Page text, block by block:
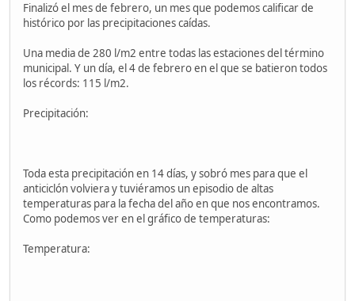
Finalizó el mes de febrero, un mes que podemos calificar de
histórico por las precipitaciones caídas.
Una media de 280 l/m2 entre todas las estaciones del término
municipal. Y un día, el 4 de febrero en el que se batieron todos
los récords: 115 l/m2.
Precipitación:
Toda esta precipitación en 14 días, y sobró mes para que el
anticiclón volviera y tuviéramos un episodio de altas
temperaturas para la fecha del año en que nos encontramos.
Como podemos ver en el gráfico de temperaturas:
Temperatura: